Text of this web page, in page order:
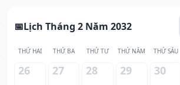
Lịch Tháng 2 Năm 2032
THỨ HAI THỨ BA THỨ TƯ THỨ NĂM THỨ SÁU
26 27 28 29 30